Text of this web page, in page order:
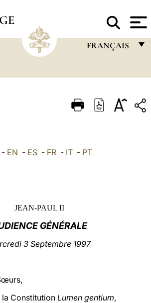
FRANÇAIS
ITALIANO
中文
LATINE
- EN - ES - FR - IT - PT
JEAN-PAUL II
GÉNÉRALE
3 Septembre 1997
Constitution Lumen gentium,